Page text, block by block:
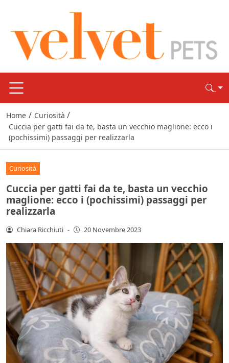
Home / Curiosità /
Cuccia per gatti fai da te, basta un vecchio maglione: ecco i
(pochissimi) passaggi per realizzarla
Curiosità
Cuccia per gatti fai da te, basta un vecchio
maglione: ecco i (pochissimi) passaggi per
realizzarla
Chiara Ricchiuti - 20 Novembre 2023